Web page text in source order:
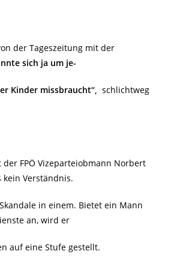
der Tageszeitung mit der
sich ja um je-
Kinder missbraucht“,
schlichtweg
FPÖ Vizeparteiobmann Norbert
Verständnis.
in einem. Bietet ein Mann
an, wird er
auf eine Stufe gestellt.